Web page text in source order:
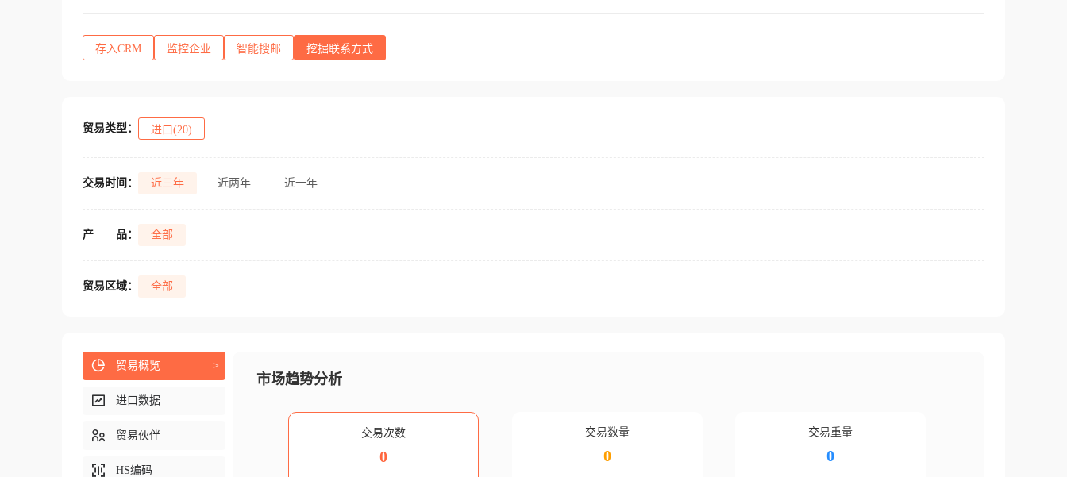
存入CRM 监控企业 智能搜邮 挖掘联系方式
贸易类型： 进口(20)
交易时间： 近三年 近两年 近一年
产 品： 全部
贸易区域： 全部
市场趋势分析
交易次数
0
交易数量
0
交易重量
0
贸易概览 >
进口数据
贸易伙伴
HS编码